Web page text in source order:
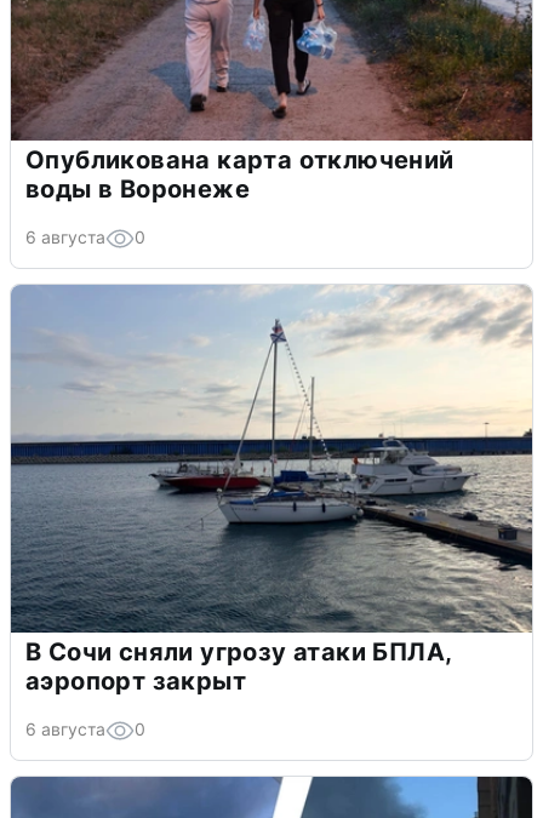
Опубликована карта отключений
воды в Воронеже
6 августа 0
В Сочи сняли угрозу атаки БПЛА,
аэропорт закрыт
6 августа 0